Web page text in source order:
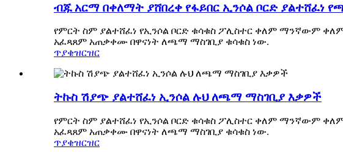
ብጁ አርማ በቀለማት ያሸበረቀ የፋይበር ኢንሶል ቦርድ ያልተሸፈነ
የምርት ስም ያልተሸፈነ የኢንሶል ቦርድ ቁሳቁስ ፖሊስተር ቀለም ማንኛውም
አፈጻጸም አጠቃቀሙ በዋናነት ለጫማ ማስገቢያ ቁሳቁስ ነው.
ጥያቄዝርዝር
ትኩስ ሽያጭ ያልተሸፈነ ኢንሶል ሉህ ለጫማ ማስገቢያ እቃዎች
የምርት ስም ያልተሸፈነ የኢንሶል ቦርድ ቁሳቁስ ፖሊስተር ቀለም ማንኛውም
አፈጻጸም አጠቃቀሙ በዋናነት ለጫማ ማስገቢያ ቁሳቁስ ነው.
ጥያቄዝርዝር